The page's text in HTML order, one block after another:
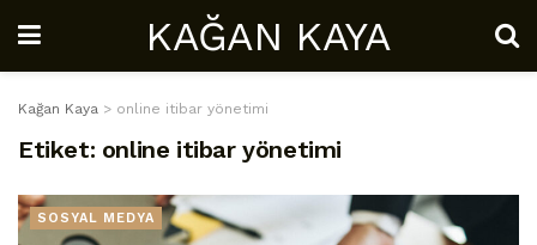
KAĞAN KAYA
Kağan Kaya > online itibar yönetimi
Etiket: online itibar yönetimi
SOSYAL MEDYA